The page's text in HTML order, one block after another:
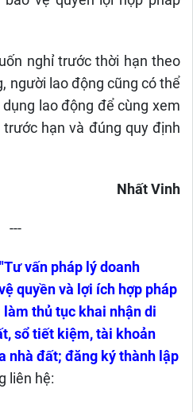
nghỉ trước thời hạn theo
người lao động cũng có thể
lao động để cùng xem
hạn và đúng quy định
Nhất Vinh
---
"Tư vấn pháp lý doanh
quyền và lợi ích hợp pháp
thủ tục khai nhận di
sổ tiết kiệm, tài khoản
nhà đất; đăng ký thành lập
liên hệ: